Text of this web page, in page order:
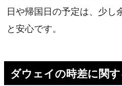
日や帰国日の予定は、少し
と安心です。
ダウェイの時差に関